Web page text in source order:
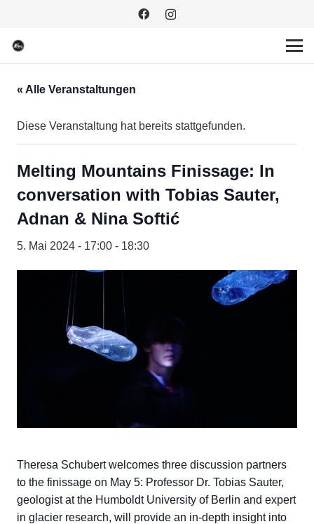
« Alle Veranstaltungen
Diese Veranstaltung hat bereits stattgefunden.
Melting Mountains Finissage: In
conversation with Tobias Sauter,
Adnan & Nina Softić
5. Mai 2024 - 17:00 - 18:30
Theresa Schubert welcomes three discussion partners
to the finissage on May 5: Professor Dr. Tobias Sauter,
geologist at the Humboldt University of Berlin and expert
in glacier research, will provide an in-depth insight into